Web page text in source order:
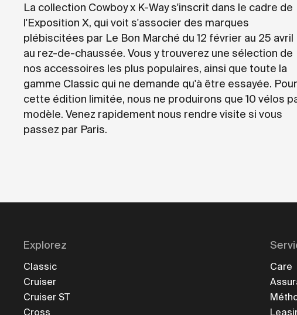
La collection Cowboy x K-Way s'inscrit dans le cadre de
l'Exposition X, qui voit s'associer des marques
plébiscitées par Le Bon Marché du 12 février au 25 avril
au rez-de-chaussée. Vous y trouverez une sélection de
nos accessoires les plus populaires, ainsi que toute la
gamme Classic qui ne demande qu'à être essayée. Pour
cette édition limitée, nous ne produirons que 10 vélos
modèle. Venez rapidement nous rendre visite si vous
passez par Paris.
Explorez
Classic
Cruiser
Cruiser ST
Cross
Care